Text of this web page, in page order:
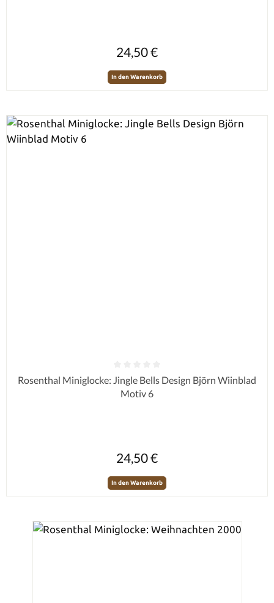
24,50 €
In den Warenkorb
Durchschnittliche Bewertung von 0 von 5 Sternen
Rosenthal Miniglocke: Jingle Bells Design Björn Wiinblad
Motiv 6
24,50 €
In den Warenkorb